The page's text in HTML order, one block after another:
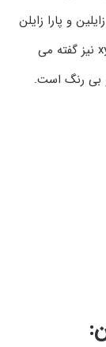
و پارا زایلن
است، به این ماده ترکیبی، زایلن مخلوط یا xylenes نیز گفته می
و بی رنگ است.